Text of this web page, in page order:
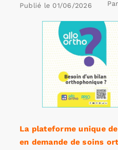
Annonces emploi
Publié le 01/06/2026
l'image
agrandie
La plateforme unique
en demande de soins